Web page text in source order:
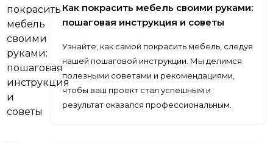
Как покрасить мебель своими руками:
пошаговая инструкция и советы
Узнайте, как самой покрасить мебель, следуя
нашей пошаговой инструкции. Мы делимся
полезными советами и рекомендациями,
чтобы ваш проект стал успешным и
результат оказался профессиональным.